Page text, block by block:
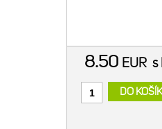
8.50 EUR s
DO